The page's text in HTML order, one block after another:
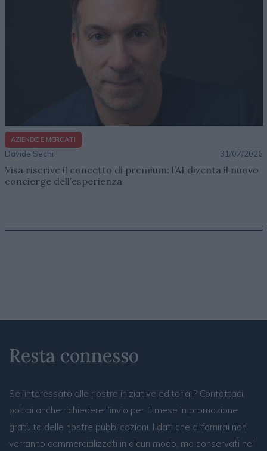
AZIENDE E MERCATI
Davide Sechi 31/07/2026
Visa riscrive il concetto di premium: l’AI diventa il nuovo
concierge dell’esperienza
Resta connesso
Sei interessato alle nostre iniziative editoriali? Contattaci,
potrai anche richiedere l’invio per 1 mese in promozione
gratuita delle nostre pubblicazioni. I dati che ci fornirai non
verranno commercializzati in alcun modo, ma conservati nel